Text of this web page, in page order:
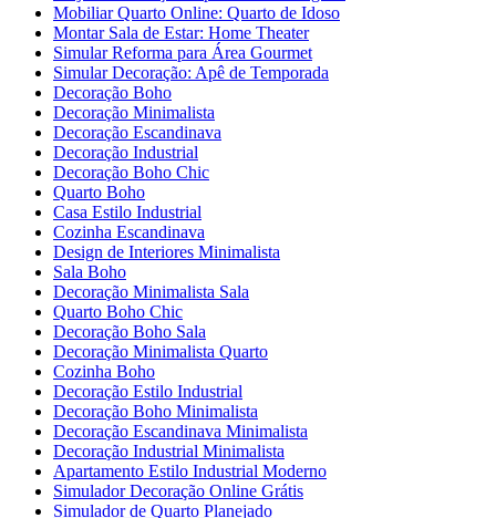
Mobiliar Quarto Online: Quarto de Idoso
Montar Sala de Estar: Home Theater
Simular Reforma para Área Gourmet
Simular Decoração: Apê de Temporada
Decoração Boho
Decoração Minimalista
Decoração Escandinava
Decoração Industrial
Decoração Boho Chic
Quarto Boho
Casa Estilo Industrial
Cozinha Escandinava
Design de Interiores Minimalista
Sala Boho
Decoração Minimalista Sala
Quarto Boho Chic
Decoração Boho Sala
Decoração Minimalista Quarto
Cozinha Boho
Decoração Estilo Industrial
Decoração Boho Minimalista
Decoração Escandinava Minimalista
Decoração Industrial Minimalista
Apartamento Estilo Industrial Moderno
Simulador Decoração Online Grátis
Simulador de Quarto Planejado